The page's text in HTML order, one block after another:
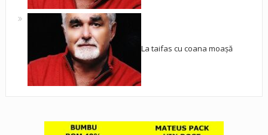
La taifas cu coana moașă